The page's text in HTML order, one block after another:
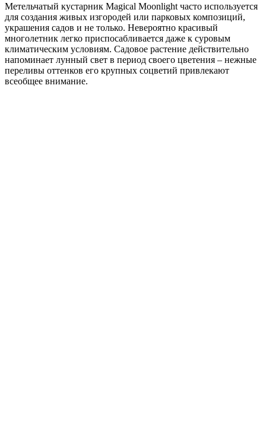
Метельчатый кустарник Magical Moonlight часто используется
для создания живых изгородей или парковых композиций,
украшения садов и не только. Невероятно красивый
многолетник легко приспосабливается даже к суровым
климатическим условиям. Садовое растение действительно
напоминает лунный свет в период своего цветения – нежные
переливы оттенков его крупных соцветий привлекают
всеобщее внимание.